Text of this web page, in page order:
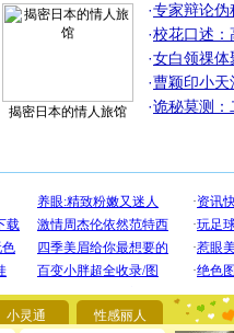
揭密日本的情人旅馆
·专家辩论伪
·校花口述：
·女白领祼体
·曹颖印小天
·诡秘莫测：
小灵通 性感丽人
[圣诞节]
你太多
要平安！
[圣诞节]